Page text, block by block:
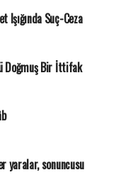
Işığında Suç-Ceza
Doğmuş Bir İttifak
yaralar, sonuncusu